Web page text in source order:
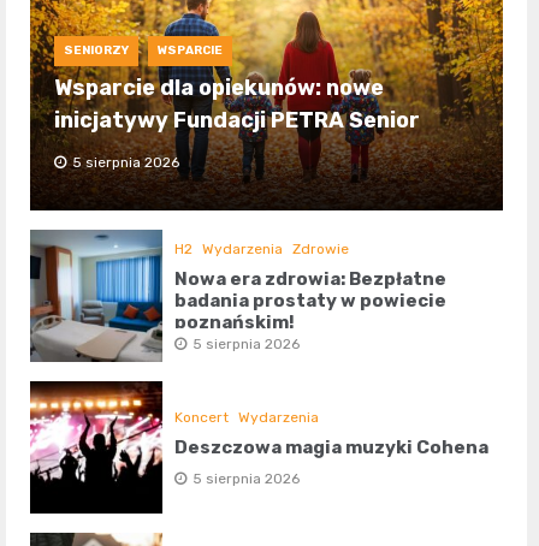
SENIORZY WSPARCIE
Wsparcie dla opiekunów: nowe
inicjatywy Fundacji PETRA Senior
5 sierpnia 2026
H2 Wydarzenia Zdrowie
Nowa era zdrowia: Bezpłatne
badania prostaty w powiecie
poznańskim!
5 sierpnia 2026
Koncert Wydarzenia
Deszczowa magia muzyki Cohena
5 sierpnia 2026